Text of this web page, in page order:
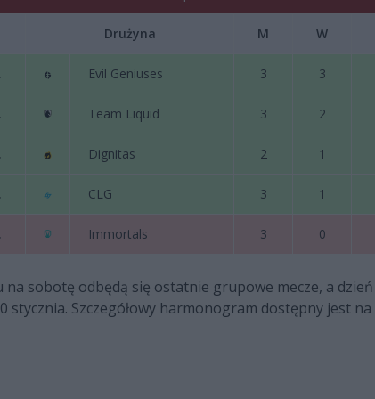
Drużyna M W
Evil Geniuses 3 3
Team Liquid 3 2
Dignitas 2 1
CLG 3 1
Immortals 3 0
sobotę odbędą się ostatnie grupowe mecze, a dzień
stycznia. Szczegółowy harmonogram dostępny jest na